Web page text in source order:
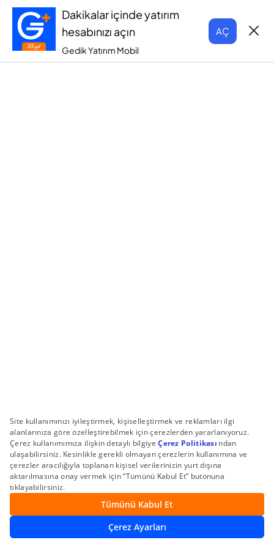
Dakikalar içinde yatırım
hesabınızı açın
Gedik Yatırım Mobil
AÇ